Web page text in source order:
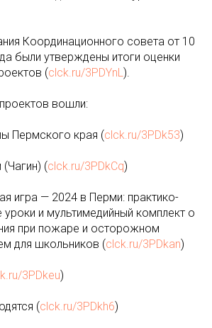
Координационного совета от 10
были утверждены итоги оценки
(clck.ru/3PDYnL ).
вошли:
Пермского края (clck.ru/3PDk53)
(Чагин) (clck.ru/3PDkCq)
игра — 2024 в Перми: практико-
и мультимедийный комплект о
при пожаре и осторожном
для школьников (clck.ru/3PDkan)
3PDkeu)
(clck.ru/3PDkh6)